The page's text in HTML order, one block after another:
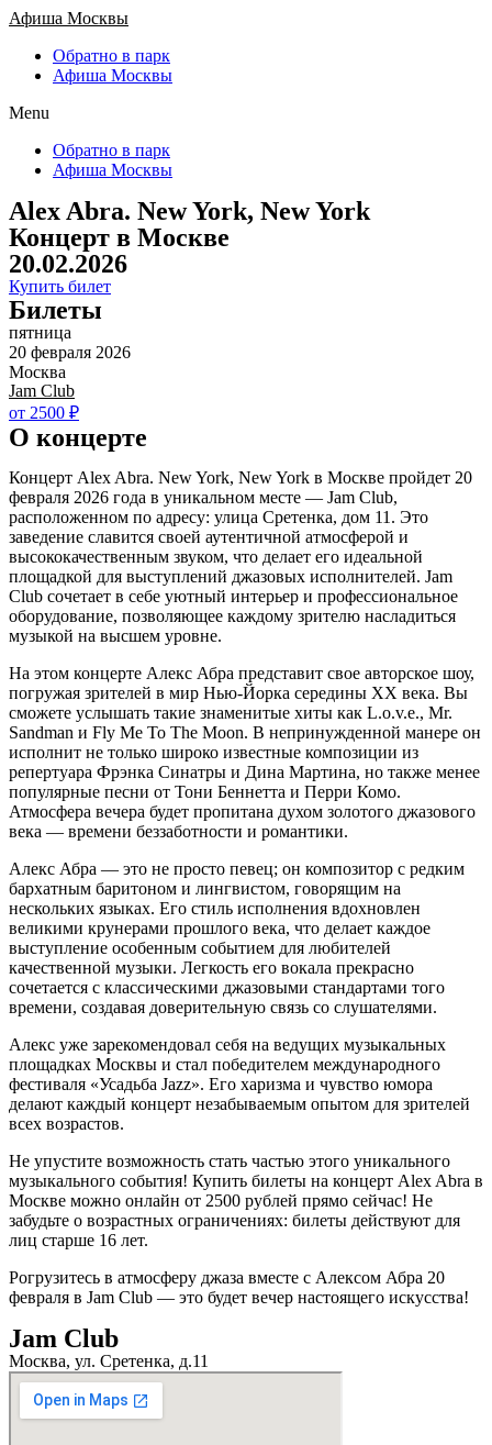
Афиша Москвы
Обратно в парк
Афиша Москвы
Menu
Обратно в парк
Афиша Москвы
Alex Abra. New York, New York
Концерт в Москве
20.02.2026
Купить билет
Билеты
пятница
20 февраля 2026
Москва
Jam Club
от 2500 ₽
О концерте
Концерт Alex Abra. New York, New York в Москве пройдет 20
февраля 2026 года в уникальном месте — Jam Club,
расположенном по адресу: улица Сретенка, дом 11. Это
заведение славится своей аутентичной атмосферой и
высококачественным звуком, что делает его идеальной
площадкой для выступлений джазовых исполнителей. Jam
Club сочетает в себе уютный интерьер и профессиональное
оборудование, позволяющее каждому зрителю насладиться
музыкой на высшем уровне.
На этом концерте Алекс Абра представит свое авторское шоу,
погружая зрителей в мир Нью-Йорка середины XX века. Вы
сможете услышать такие знаменитые хиты как L.o.v.e., Mr.
Sandman и Fly Me To The Moon. В непринужденной манере он
исполнит не только широко известные композиции из
репертуара Фрэнка Синатры и Дина Мартина, но также менее
популярные песни от Тони Беннетта и Перри Комо.
Атмосфера вечера будет пропитана духом золотого джазового
века — времени беззаботности и романтики.
Алекс Абра — это не просто певец; он композитор с редким
бархатным баритоном и лингвистом, говорящим на
нескольких языках. Его стиль исполнения вдохновлен
великими крунерами прошлого века, что делает каждое
выступление особенным событием для любителей
качественной музыки. Легкость его вокала прекрасно
сочетается с классическими джазовыми стандартами того
времени, создавая доверительную связь со слушателями.
Aлекс уже зарекомендовал себя на ведущих музыкальных
площадках Москвы и стал победителем международного
фестиваля «Усадьба Jazz». Его харизма и чувство юмора
делают каждый концерт незабываемым опытом для зрителей
всех возрастов.
Не упустите возможность стать частью этого уникального
музыкального события! Купить билеты на концерт Alex Abra в
Москве можно онлайн от 2500 рублей прямо сейчас! Не
забудьте о возрастных ограничениях: билеты действуют для
лиц старше 16 лет.
Pогрузитесь в атмосферу джаза вместе с Алексом Абра 20
февраля в Jam Club — это будет вечер настоящего искусства!
Jam Club
Москва, ул. Сретенка, д.11